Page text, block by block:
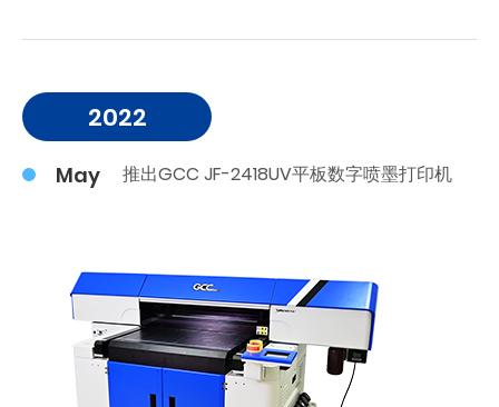
2022
May 推出GCC JF-2418UV平板数字喷墨打印机